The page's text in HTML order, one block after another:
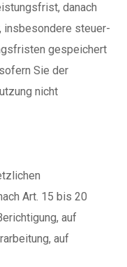
danach
insbesondere steuer-
gespeichert
Sie der
nicht
Art. 15 bis 20
auf
auf